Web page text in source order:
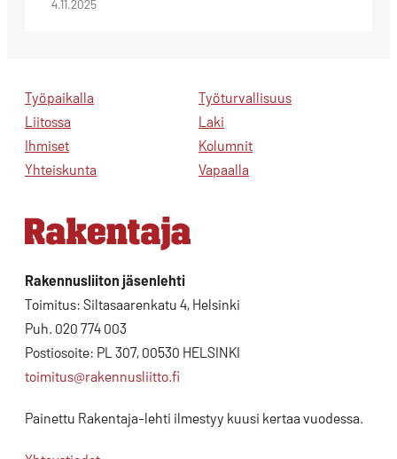
4.11.2025
Työpaikalla
Liitossa
Ihmiset
Yhteiskunta
Työturvallisuus
Laki
Kolumnit
Vapaalla
Rakennusliiton jäsenlehti
Toimitus: Siltasaarenkatu 4, Helsinki
Puh. 020 774 003
Postiosoite: PL 307, 00530 HELSINKI
toimitus@rakennusliitto.fi
Painettu Rakentaja-lehti ilmestyy kuusi kertaa vuodessa.